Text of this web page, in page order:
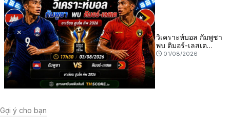
วิเคราะห์บอล กัมพูชา
พบ ติมอร์-เลสเต
17h30 03/08 –
01/08/2026
Gợi ý cho bạn